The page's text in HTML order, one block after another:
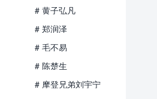
# 黄子弘凡
# 郑润泽
# 毛不易
# 陈楚生
# 摩登兄弟刘宇宁